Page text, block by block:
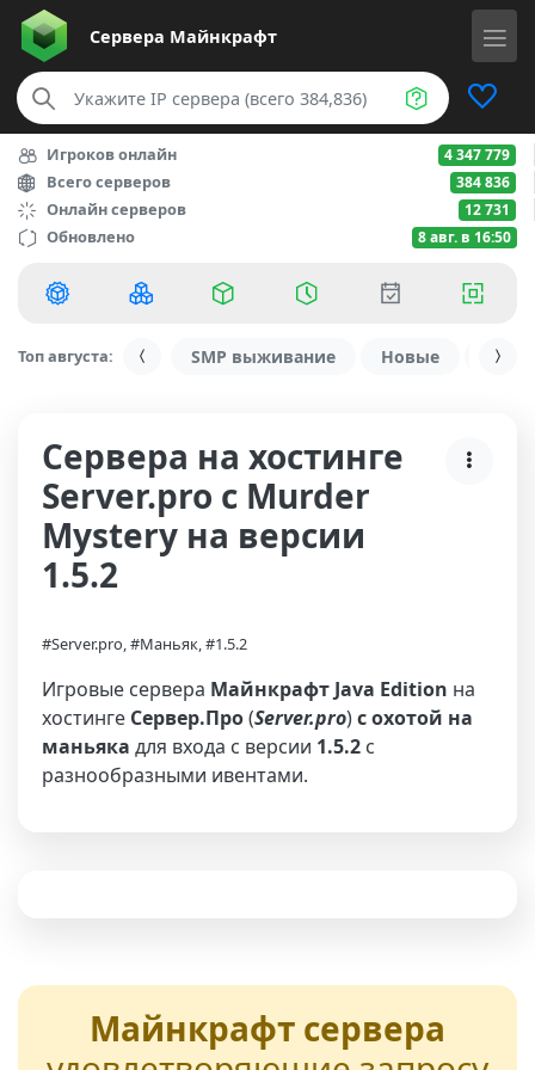
Сервера Майнкрафт
Игроков онлайн 4 347 779
Всего серверов 384 836
Онлайн серверов 12 731
Обновлено 8 авг. в 16:50
Топ августа: SMP выживание Новые С
Сервера на хостинге
Server.pro с Murder
Mystery на версии
1.5.2
#Server.pro, #Маньяк, #1.5.2
Игровые сервера Майнкрафт Java Edition на
хостинге Сервер.Про(Server.pro)с охотой на
маньяка для входа с версии 1.5.2 с
разнообразными ивентами.
Майнкрафт сервера